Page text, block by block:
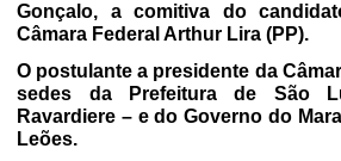
Gonçalo, a comitiva do
Câmara Federal Arthur Lira (PP).
O postulante a presidente da
sedes da Prefeitura de São
Ravardiere – e do Governo do
Leões.